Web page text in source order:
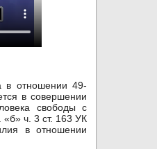
в отношении 49-
в совершении
свободы с
ч. 3 ст. 163 УК
в отношении